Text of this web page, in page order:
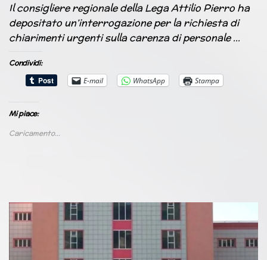
Il consigliere regionale della Lega Attilio Pierro ha
depositato un’interrogazione per la richiesta di
chiarimenti urgenti sulla carenza di personale …
Condividi:
E-mail
WhatsApp Stampa
Mi piace:
Caricamento...